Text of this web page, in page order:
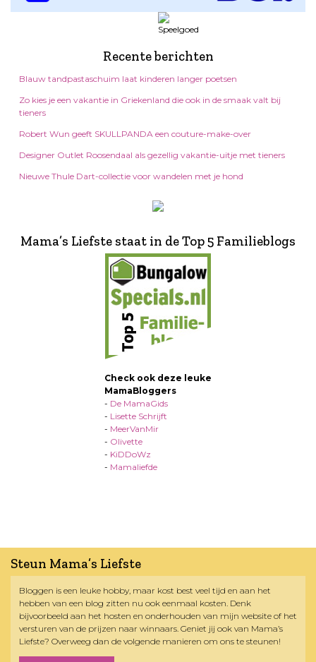
Recente berichten
Blauw tandpastaschuim laat kinderen langer poetsen
Zo kies je een vakantie in Griekenland die ook in de smaak valt bij
tieners
Robert Wun geeft SKULLPANDA een couture-make-over
Designer Outlet Roosendaal als gezellig vakantie-uitje met tieners
Nieuwe Thule Dart-collectie voor wandelen met je hond
Mama’s Liefste staat in de Top 5 Familieblogs
Check ook deze leuke
MamaBloggers
- De MamaGids
- Lisette Schrijft
- MeerVanMir
- Olivette
- KiDDoWz
- Mamaliefde
Steun Mama’s Liefste
Bloggen is een leuke hobby, maar kost best veel tijd en aan het
hebben van een blog zitten nu ook eenmaal kosten. Denk
bijvoorbeeld aan het hosten en onderhouden van mijn website of het
versturen van de prijzen naar winnaars. Geniet jij ook van Mama’s
Liefste? Overweeg dan de volgende manieren om ons te steunen!